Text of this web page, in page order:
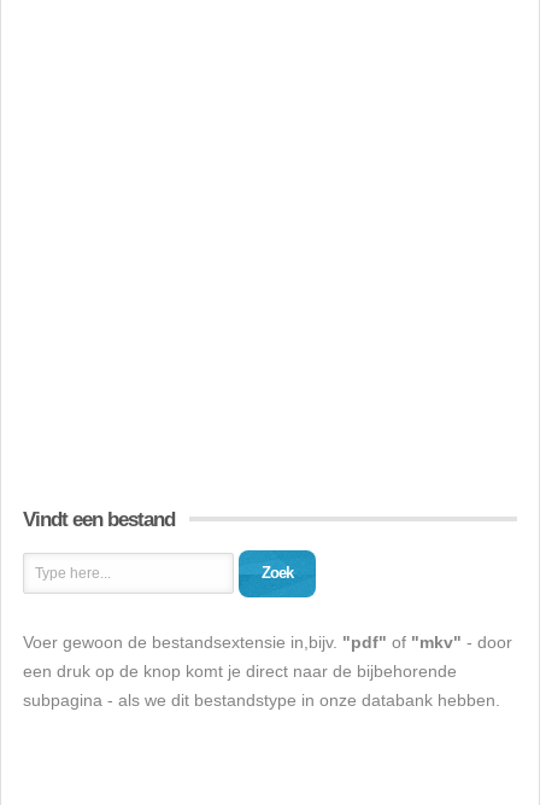
Vindt een bestand
Zoek
Voer gewoon de bestandsextensie in,bijv. "pdf" of "mkv" - door
een druk op de knop komt je direct naar de bijbehorende
subpagina - als we dit bestandstype in onze databank hebben.